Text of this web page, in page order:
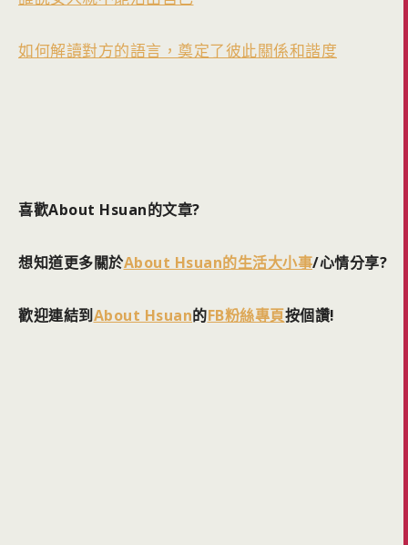
如何解讀對方的語言，奠定了彼此關係和諧度
喜歡About Hsuan的文章?
想知道更多關於About Hsuan的生活大小事/心情分享?
歡迎連結到About Hsuan的FB粉絲專頁按個讚!